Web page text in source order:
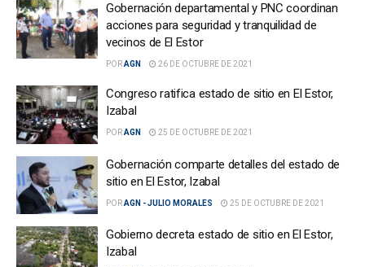
Gobernación departamental y PNC coordinan
acciones para seguridad y tranquilidad de
vecinos de El Estor
PORAGN 26 DE OCTUBRE DE 2021
Congreso ratifica estado de sitio en El Estor,
Izabal
PORAGN 25 DE OCTUBRE DE 2021
Gobernación comparte detalles del estado de
sitio en El Estor, Izabal
PORAGN - JULIO MORALES 25 DE OCTUBRE DE 2021
Gobierno decreta estado de sitio en El Estor,
Izabal